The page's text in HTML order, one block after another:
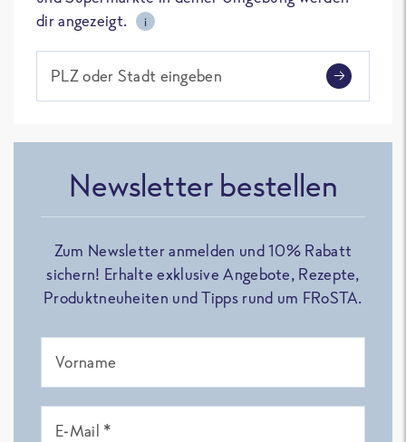
dir angezeigt.
i
PLZ oder Stadt eingeben
Newsletter bestellen
Zum Newsletter anmelden und 10% Rabatt
sichern! Erhalte exklusive Angebote, Rezepte,
Produktneuheiten und Tipps rund um FRoSTA.
Vorname
E-Mail *